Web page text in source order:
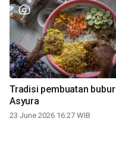
Tradisi pembuatan bubur
Asyura
23 June 2026 16:27 WIB